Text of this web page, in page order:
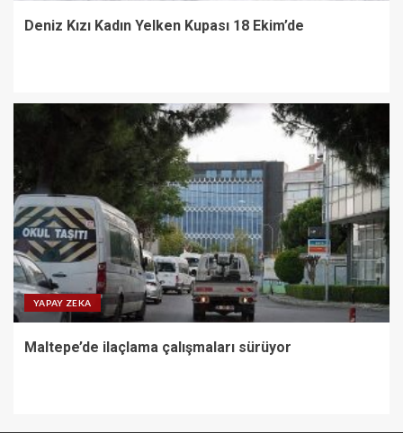
Deniz Kızı Kadın Yelken Kupası 18 Ekim’de
YAPAY ZEKA
Maltepe’de ilaçlama çalışmaları sürüyor